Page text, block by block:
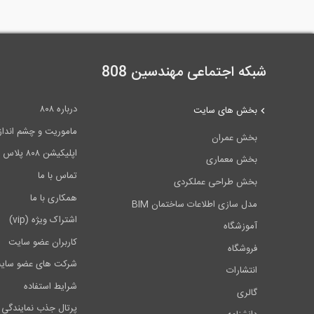
شبکه اجتماعی مهندسین 808
درباره ۸۰۸
ماموریت و چشم انداز
اپلیکیشن ۸۰۸ پلاس
تماس با ما
همکاری با ما
اشتراک ویژه (vip)
کاربران عضو سایت
شرکت های عضو
شرایط استفاده
پرتال جذب
بخش های سایت
بخش عمران
بخش معماری
بخش طراحی عملکردی
مدل سازی اطلاعات ساختمان BIM
آموزشگاه
فروشگاه
انتشارات
گالری